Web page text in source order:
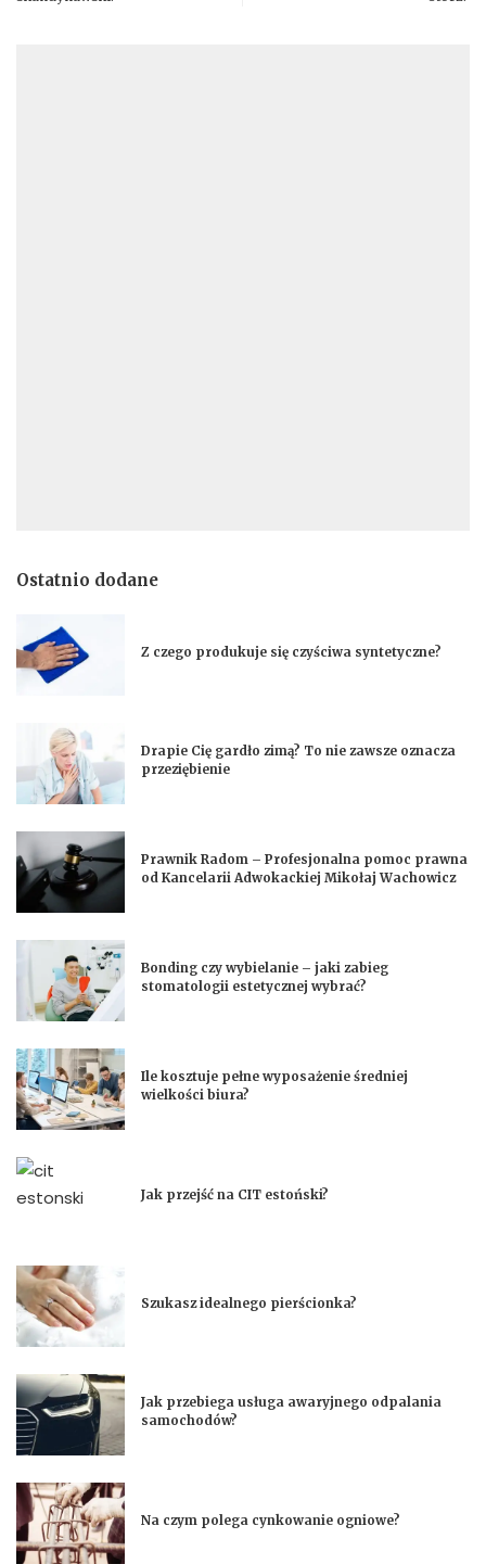
Ostatnio dodane
Z czego produkuje się czyściwa syntetyczne?
Drapie Cię gardło zimą? To nie zawsze oznacza
przeziębienie
Prawnik Radom – Profesjonalna pomoc prawna
od Kancelarii Adwokackiej Mikołaj Wachowicz
Bonding czy wybielanie – jaki zabieg
stomatologii estetycznej wybrać?
Ile kosztuje pełne wyposażenie średniej
wielkości biura?
Jak przejść na CIT estoński?
Szukasz idealnego pierścionka?
Jak przebiega usługa awaryjnego odpalania
samochodów?
Na czym polega cynkowanie ogniowe?